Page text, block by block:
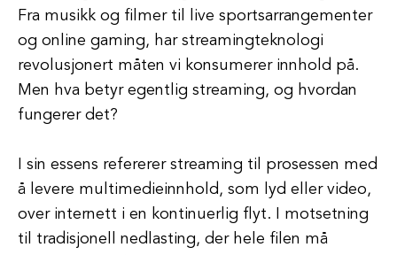
Fra musikk og filmer til live sportsarrangementer
og online gaming, har streamingteknologi
revolusjonert måten vi konsumerer innhold på.
Men hva betyr egentlig streaming, og hvordan
fungerer det?
I sin essens refererer streaming til prosessen med
å levere multimedieinnhold, som lyd eller video,
over internett i en kontinuerlig flyt. I motsetning
til tradisjonell nedlasting, der hele filen må